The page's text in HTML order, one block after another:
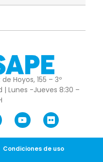
de Hoyos, 155 – 3º
| Lunes -Jueves 8:30 –
Condiciones de uso